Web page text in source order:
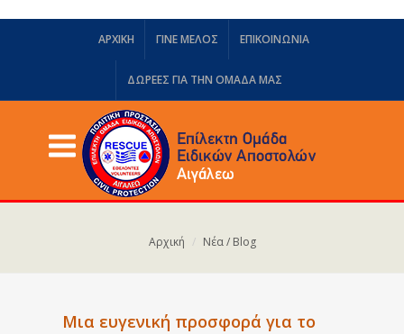
ΑΡΧΙΚΗ ΓΙΝΕ ΜΕΛΟΣ ΕΠΙΚΟΙΝΩΝΙΑ
ΔΩΡΕΈΣ ΓΙΑ ΤΗΝ ΟΜΆΔΑ ΜΑΣ
Αρχική Νέα / Blog
Μια ευγενική προσφορά για το